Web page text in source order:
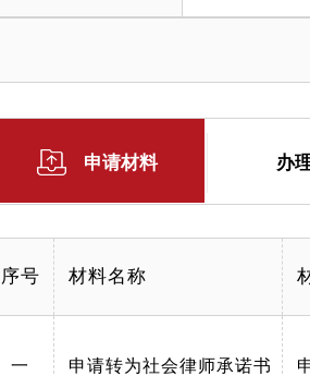
申请材料 办
序号 材料名称
一 申请转为社会律师承诺书